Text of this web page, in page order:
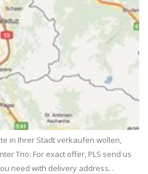
in Ihrer Stadt verkaufen wollen,
Tno: For exact offer, PLS send us
need with delivery address. .